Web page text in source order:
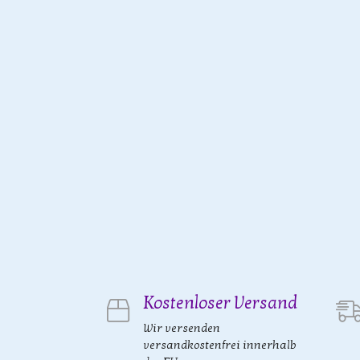
Kostenloser Versand
Wir versenden
versandkostenfrei innerhalb